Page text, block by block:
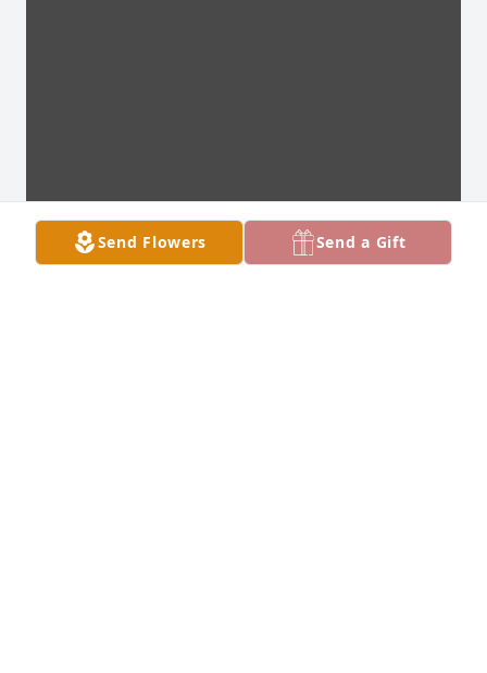
Send Flowers Send a Gift